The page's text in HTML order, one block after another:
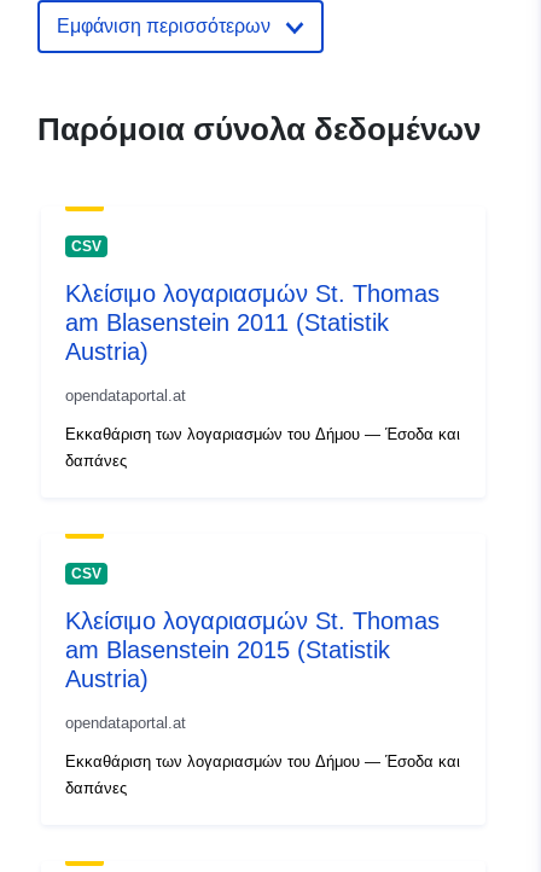
Εμφάνιση περισσότερων
Παρόμοια σύνολα δεδομένων
CSV
Κλείσιμο λογαριασμών St. Thomas
am Blasenstein 2011 (Statistik
Austria)
opendataportal.at
Εκκαθάριση των λογαριασμών του Δήμου — Έσοδα και
δαπάνες
CSV
Κλείσιμο λογαριασμών St. Thomas
am Blasenstein 2015 (Statistik
Austria)
opendataportal.at
Εκκαθάριση των λογαριασμών του Δήμου — Έσοδα και
δαπάνες